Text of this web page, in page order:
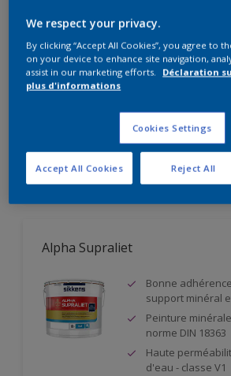
Produit à partir
Pouvoir couvrant
suivant DIN EN
Alpha Supraliet
Bonne
support minéral
Peinture
norme DIN 18363
Haute
d'eau - classe V1
We respect your privacy.
By clicking “Accept All Cookies”, you agree to
on your device to enhance site navigation,
assist in our marketing efforts.
Déclaration
plus d'informations
Cookies Settings
Reject All
Accept All Cookies